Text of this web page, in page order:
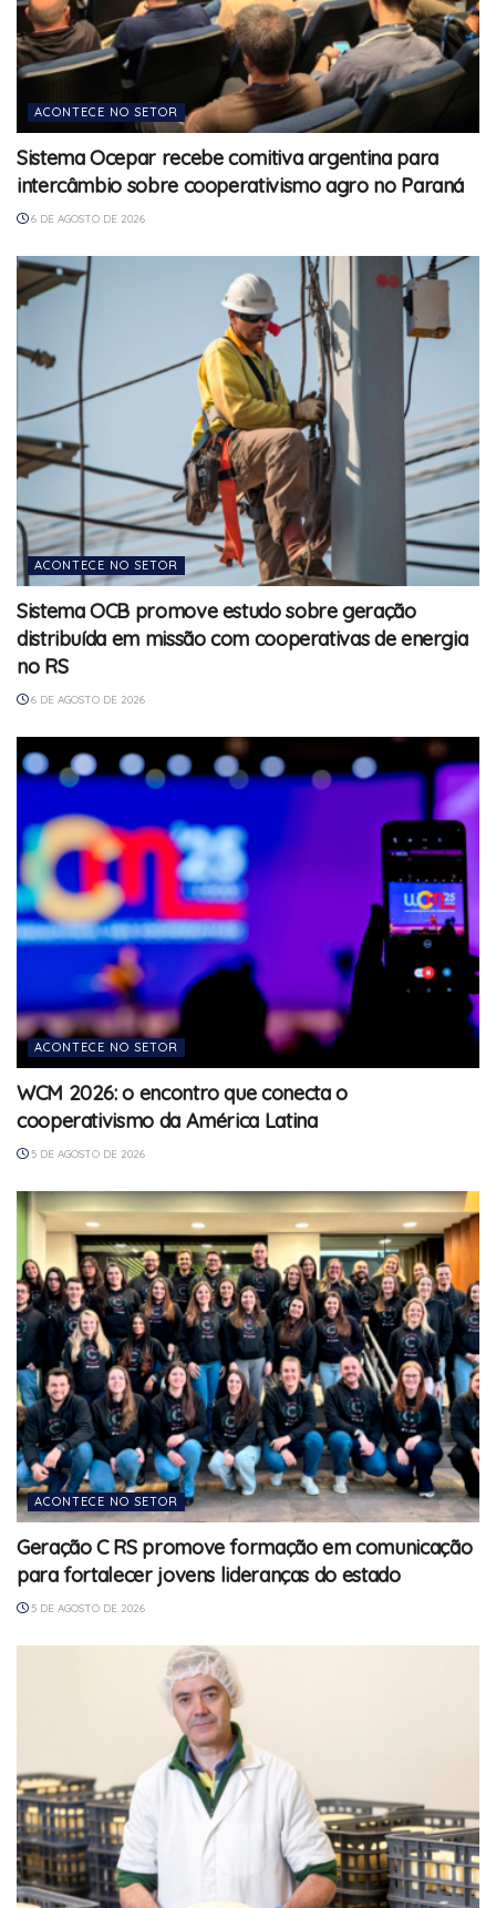
ACONTECE NO SETOR
Sistema Ocepar recebe comitiva argentina para
intercâmbio sobre cooperativismo agro no Paraná
6 DE AGOSTO DE 2026
ACONTECE NO SETOR
Sistema OCB promove estudo sobre geração
distribuída em missão com cooperativas de energia
no RS
6 DE AGOSTO DE 2026
ACONTECE NO SETOR
WCM 2026: o encontro que conecta o
cooperativismo da América Latina
5 DE AGOSTO DE 2026
ACONTECE NO SETOR
Geração C RS promove formação em comunicação
para fortalecer jovens lideranças do estado
5 DE AGOSTO DE 2026